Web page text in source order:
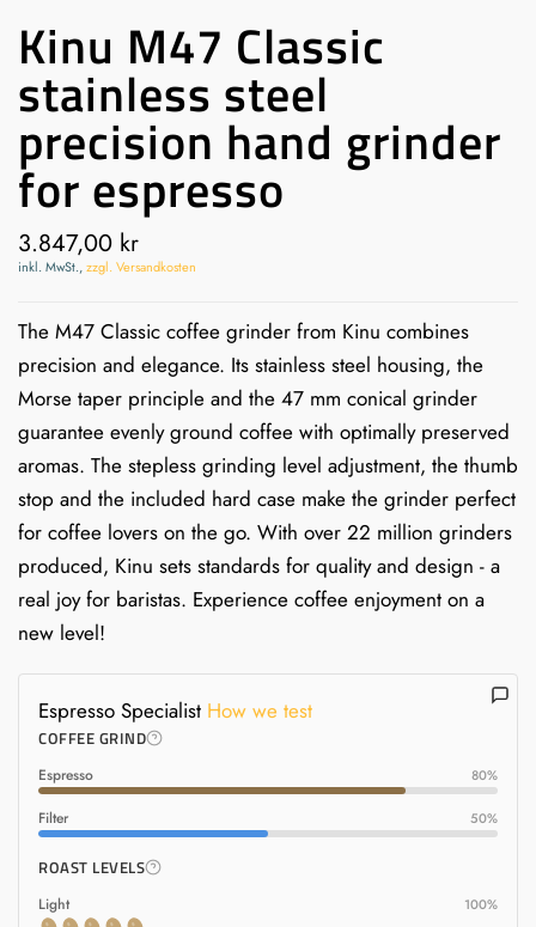
Kinu M47 Classic
stainless steel
precision hand grinder
for espresso
3.847,00 kr
inkl. MwSt.,zzgl. Versandkosten
The M47 Classic coffee grinder from Kinu combines
precision and elegance. Its stainless steel housing, the
Morse taper principle and the 47 mm conical grinder
guarantee evenly ground coffee with optimally preserved
aromas. The stepless grinding level adjustment, the thumb
stop and the included hard case make the grinder perfect
for coffee lovers on the go. With over 22 million grinders
produced, Kinu sets standards for quality and design - a
real joy for baristas. Experience coffee enjoyment on a
new level!
Espresso Specialist How we test
COFFEE GRIND
Espresso 80%
Filter 50%
ROAST LEVELS
Light 100%